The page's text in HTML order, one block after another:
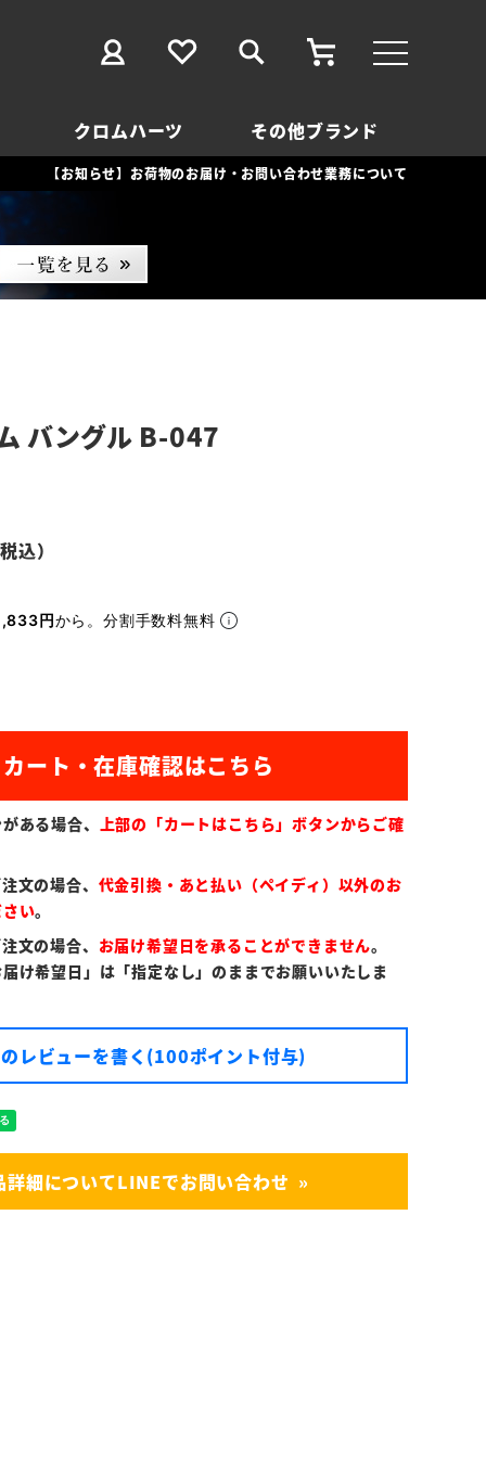
クロムハーツ その他ブランド
【お知らせ】お荷物のお届け・お問い合わせ業務について
バングル B-047
円から。分割手数料無料
ある場合、 上部の「カートはこちら」ボタンからご確
文の場合、 代金引換・あと払い（ペイディ）以外のお
い。
文の場合、 お届け希望日を承ることができません。
け希望日」は「指定なし」のままでお願いいたしま
レビューを書く(100ポイント付与)
詳細についてLINEでお問い合わせ